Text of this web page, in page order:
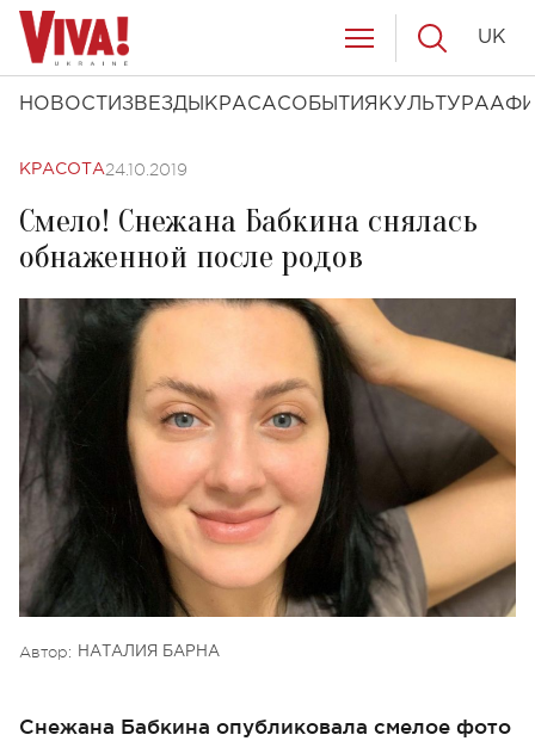
НОВОСТИ ЗВЕЗДЫ КРАСАСОБЫТИЯ КУЛЬТУРА
UK
КРАСОТА24.10.2019
Смело! Снежана Бабкина снялась
обнаженной после родов
Автор: НАТАЛИЯ БАРНА
Снежана Бабкина опубликовала смелое фото